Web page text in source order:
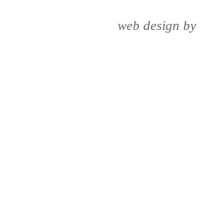
web design by